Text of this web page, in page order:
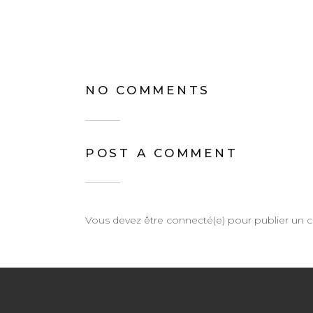
NO COMMENTS
POST A COMMENT
Vous devez être connecté(e) pour publier un